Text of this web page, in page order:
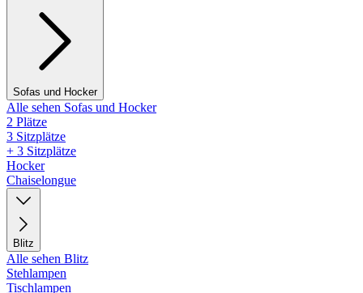
Sofas und Hocker
Alle sehen Sofas und Hocker
2 Plätze
3 Sitzplätze
+ 3 Sitzplätze
Hocker
Chaiselongue
Blitz
Alle sehen Blitz
Stehlampen
Tischlampen